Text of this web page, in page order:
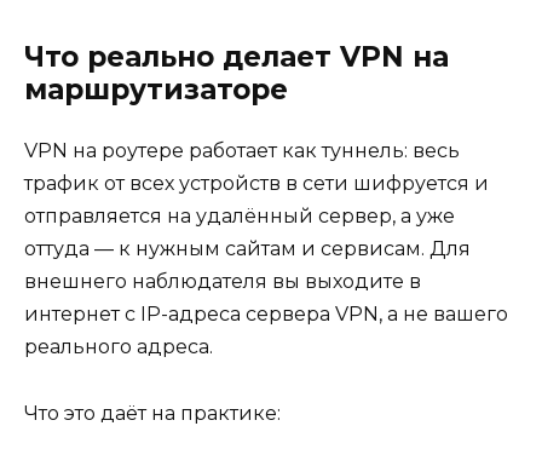
Что реально делает VPN на
маршрутизаторе
VPN на роутере работает как туннель: весь
трафик от всех устройств в сети шифруется и
отправляется на удалённый сервер, а уже
оттуда — к нужным сайтам и сервисам. Для
внешнего наблюдателя вы выходите в
интернет с IP-адреса сервера VPN, а не вашего
реального адреса.
Что это даёт на практике: